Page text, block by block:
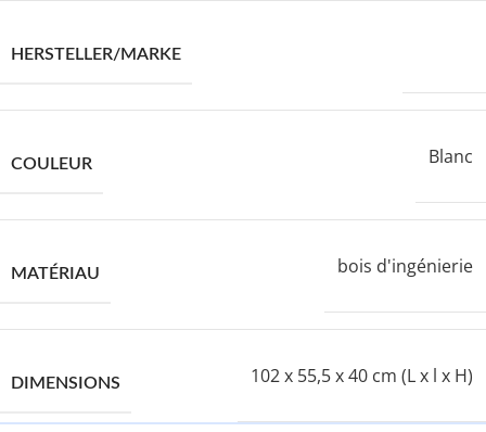
HERSTELLER/MARKE
COULEUR Blanc
MATÉRIAU bois d'ingénierie
DIMENSIONS 102 x 55,5 x 40 cm (L x l x H)